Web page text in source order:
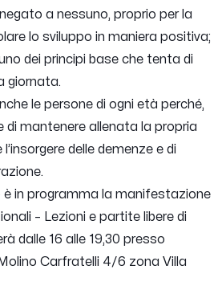
a nessuno, proprio per la
lo sviluppo in maniera positiva;
dei principi base che tenta di
giornata.
le persone di ogni età perché,
di mantenere allenata la propria
delle demenze e di
è in programma la manifestazione
– Lezioni e partite libere di
dalle 16 alle 19,30 presso
Carfratelli 4/6 zona Villa